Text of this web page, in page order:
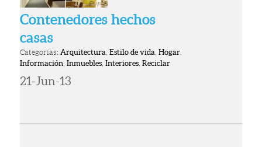
Contenedores hechos
casas
Categorías: Arquitectura ,Estilo de vida ,Hogar
Información ,Inmuebles ,Interiores ,Reciclar
21-Jun-13